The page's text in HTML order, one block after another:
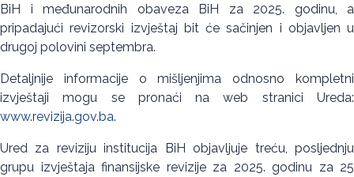
BiH i međunarodnih obaveza BiH za 2025. godinu, a
pripadajući revizorski izvještaj bit će sačinjen i objavljen u
drugoj polovini septembra.
Detaljnije informacije o mišljenjima odnosno kompletni
izvještaji mogu se pronaći na web stranici Ureda:
www.revizija.gov.ba.
Ured za reviziju institucija BiH objavljuje treću, posljednju
grupu izvještaja finansijske revizije za 2025. godinu za 25